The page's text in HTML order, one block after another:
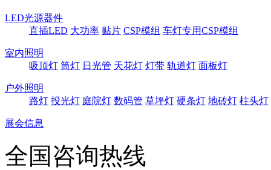
LED光源器件
直插LED 大功率 贴片 CSP模组 车灯专用CSP模组
室内照明
吸顶灯 筒灯 日光管 天花灯 灯带 轨道灯 面板灯
户外照明
路灯 投光灯 庭院灯 数码管 草坪灯 硬条灯 地砖灯 柱头灯
展会信息
全国咨询热线